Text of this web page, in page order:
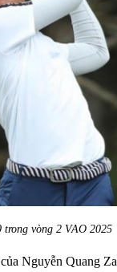
vòng 2 VAO 2025
Nguyễn Quang Za